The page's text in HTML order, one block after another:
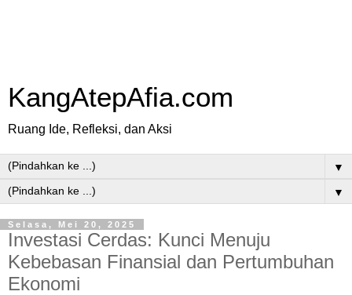
KangAtepAfia.com
Ruang Ide, Refleksi, dan Aksi
▼
▼
Selasa, Mei 20, 2025
Investasi Cerdas: Kunci Menuju
Kebebasan Finansial dan Pertumbuhan
Ekonomi